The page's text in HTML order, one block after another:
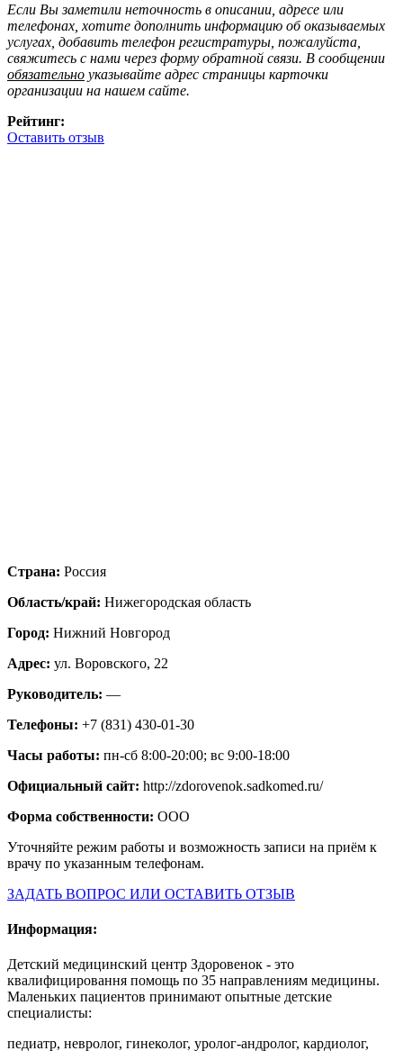
Если Вы заметили неточность в описании, адресе или
телефонах, хотите дополнить информацию об оказываемых
услугах, добавить телефон регистратуры, пожалуйста,
свяжитесь с нами через форму обратной связи. В сообщении
обязательно указывайте адрес страницы карточки
организации на нашем сайте.
Рейтинг:
Оставить отзыв
Страна: Россия
Область/край: Нижегородская область
Город: Нижний Новгород
Адрес: ул. Воровского, 22
Руководитель: —
Телефоны: +7 (831) 430-01-30
Часы работы: пн-сб 8:00-20:00; вс 9:00-18:00
Официальный сайт: http://zdorovenok.sadkomed.ru/
Форма собственности: ООО
Уточняйте режим работы и возможность записи на приём к
врачу по указанным телефонам.
ЗАДАТЬ ВОПРОС ИЛИ ОСТАВИТЬ ОТЗЫВ
Информация:
Детский медицинский центр Здоровенок - это
квалифицировання помощь по 35 направлениям медицины.
Маленьких пациентов принимают опытные детские
специалисты:
педиатр, невролог, гинеколог, уролог-андролог, кардиолог,